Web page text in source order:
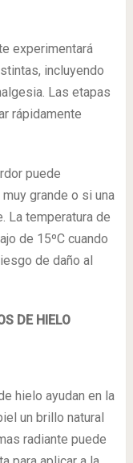
experimentará
incluyendo
Las etapas
rápidamente
puede
grande o si una
La temperatura de
de 15ºC cuando
de daño al
DE HIELO
hielo ayudan en la
un brillo natural
radiante puede